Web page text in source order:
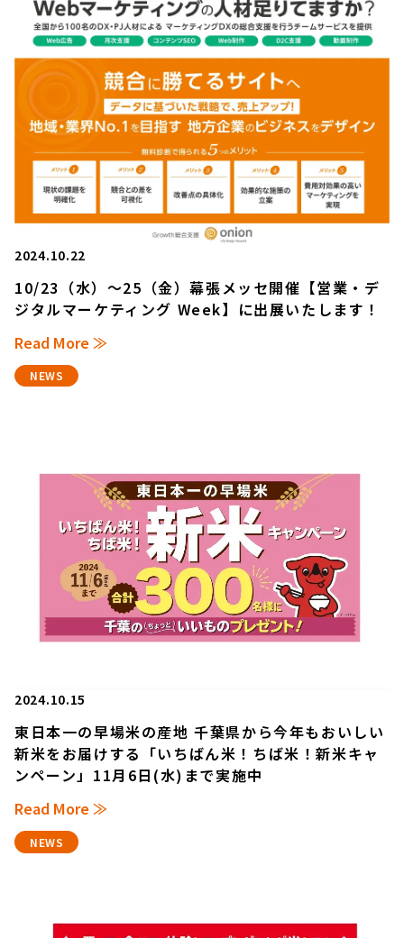
2024.10.22
10/23（水）～25（金）幕張メッセ開催【営業・デ
ジタルマーケティング Week】に出展いたします！
Read More ≫
NEWS
2024.10.15
東日本一の早場米の産地 千葉県から今年もおいしい
新米をお届けする「いちばん米！ちば米！新米キャ
ンペーン」11月6日(水)まで実施中
Read More ≫
NEWS